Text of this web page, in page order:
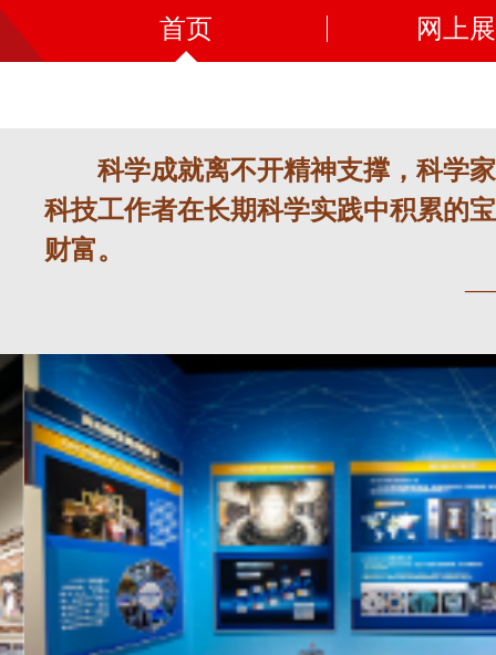
首页 网上
科学成就离不开精神支撑，科学
科技工作者在长期科学实践中积累的
财富。